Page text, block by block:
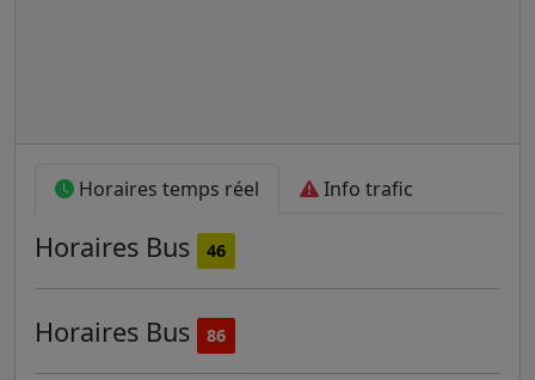
Horaires temps réel Info trafic
Horaires Bus 46
Horaires Bus 86